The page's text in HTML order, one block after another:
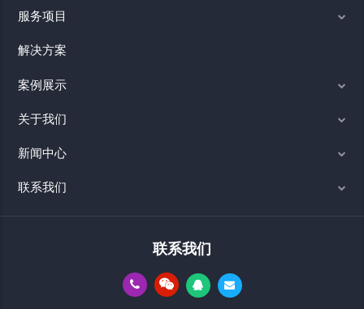
服务项目
解决方案
案例展示
关于我们
新闻中心
联系我们
联系我们